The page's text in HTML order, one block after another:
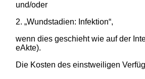
und/oder
2. „Wundstadien: Infektion“,
wenn dies geschieht wie auf der
eAkte).
Die Kosten des einstweiligen